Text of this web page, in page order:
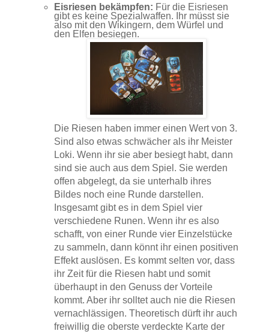
Eisriesen bekämpfen: Für die Eisriesen
gibt es keine Spezialwaffen. Ihr müsst sie
also mit den Wikingern, dem Würfel und
den Elfen besiegen.
Die Riesen haben immer einen Wert von 3.
Sind also etwas schwächer als ihr Meister
Loki. Wenn ihr sie aber besiegt habt, dann
sind sie auch aus dem Spiel. Sie werden
offen abgelegt, da sie unterhalb ihres
Bildes noch eine Runde darstellen.
Insgesamt gibt es in dem Spiel vier
verschiedene Runen. Wenn ihr es also
schafft, von einer Runde vier Einzelstücke
zu sammeln, dann könnt ihr einen positiven
Effekt auslösen. Es kommt selten vor, dass
ihr Zeit für die Riesen habt und somit
überhaupt in den Genuss der Vorteile
kommt. Aber ihr solltet auch nie die Riesen
vernachlässigen. Theoretisch dürft ihr auch
freiwillig die oberste verdeckte Karte der